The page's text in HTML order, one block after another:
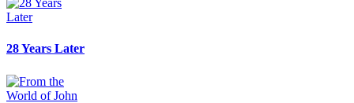
28 Years Later